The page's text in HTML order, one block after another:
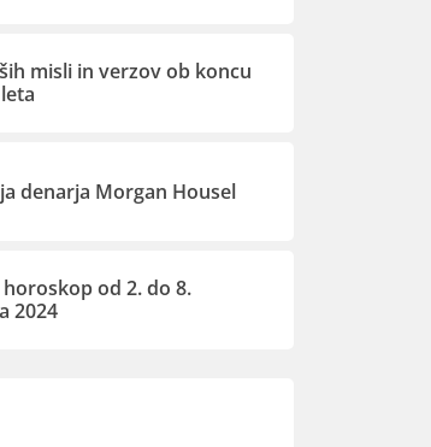
misli in verzov ob koncu
denarja Morgan Housel
od 2. do 8.
2024